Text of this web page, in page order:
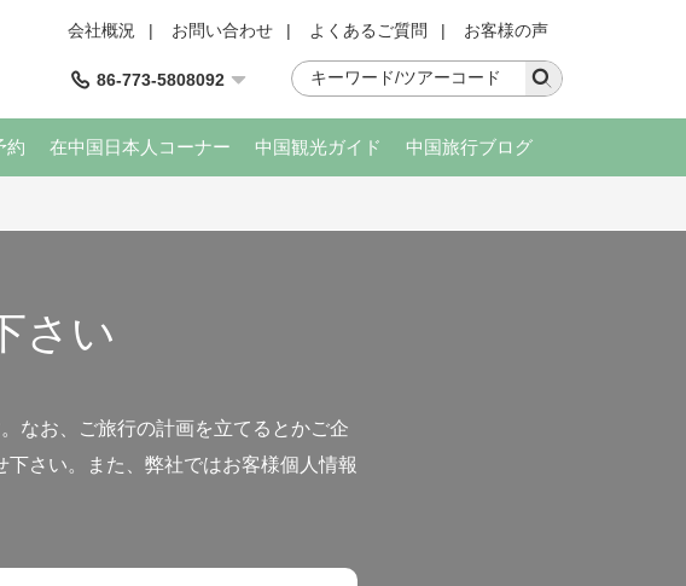
会社概況 | お問い合わせ | よくあるご質問 | お客様の声
86-773-5808092
約 在中国日本人コーナー 中国観光ガイド 中国旅行ブログ
さい
なお、ご旅行の計画を立てるとかご企
さい。また、弊社ではお客様個人情報